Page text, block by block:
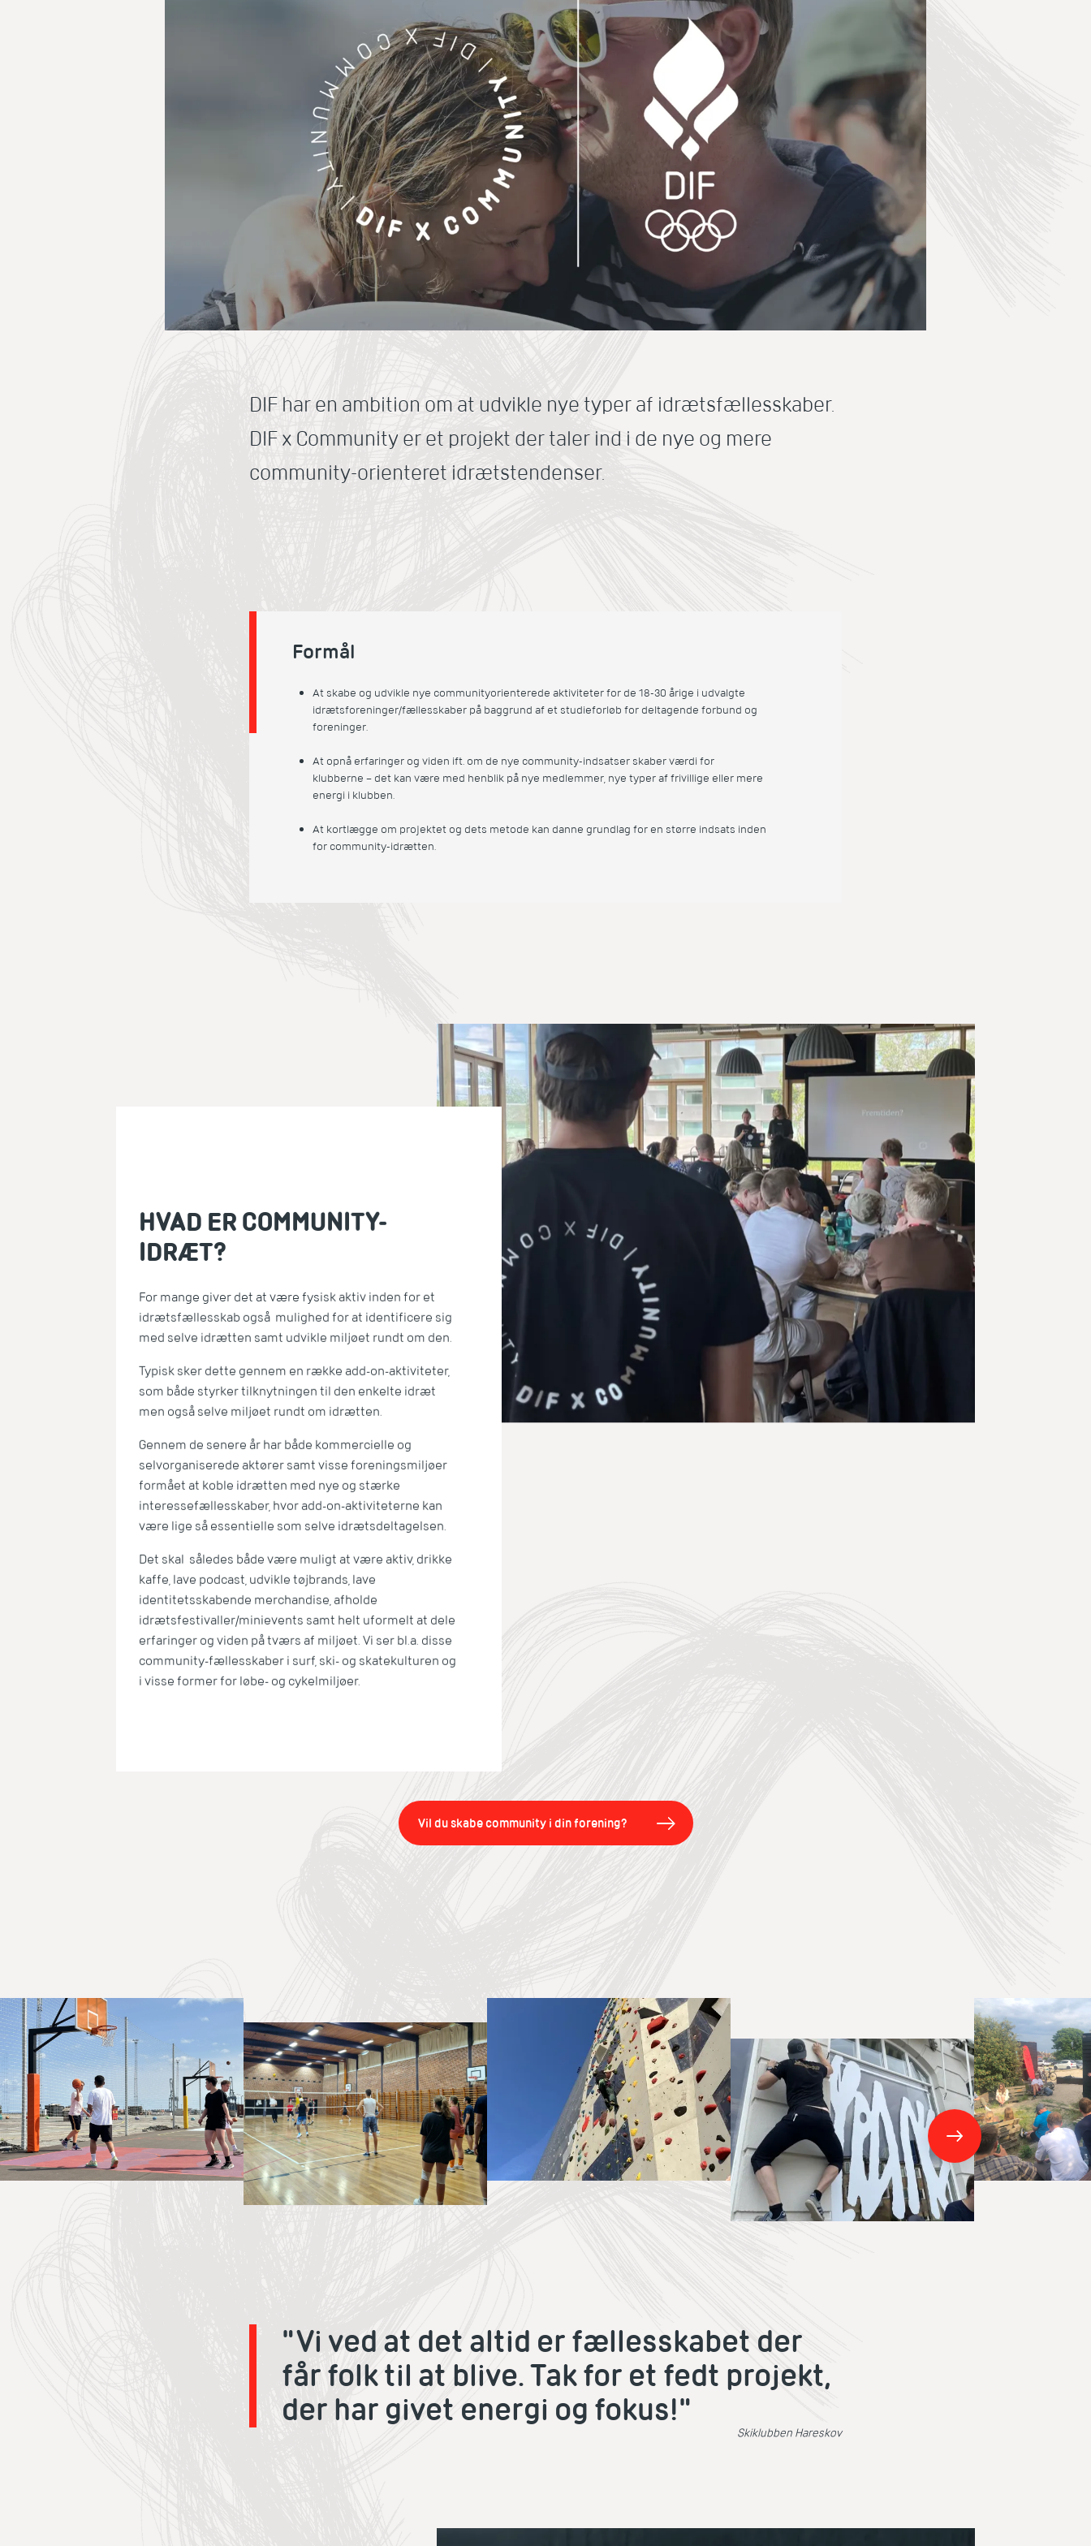
DIF har en ambition om at udvikle nye typer af idrætsfællesskaber.
DIF x Community er et projekt der taler ind i de nye og mere
community-orienteret idrætstendenser.
Formål
At skabe og udvikle nye communityorienterede aktiviteter for de 18-30 årige i udvalgte
idrætsforeninger/fællesskaber på baggrund af et studieforløb for deltagende forbund og
foreninger.
At opnå erfaringer og viden ift. om de nye community-indsatser skaber værdi for
klubberne – det kan være med henblik på nye medlemmer, nye typer af frivillige eller mere
energi i klubben.
At kortlægge om projektet og dets metode kan danne grundlag for en større indsats inden
for community-idrætten.
HVAD ER COMMUNITY-
IDRÆT?
For mange giver det at være fysisk aktiv inden for et
idrætsfællesskab også mulighed for at identificere sig
med selve idrætten samt udvikle miljøet rundt om den.
Typisk sker dette gennem en række add-on-aktiviteter,
som både styrker tilknytningen til den enkelte idræt
men også selve miljøet rundt om idrætten.
Gennem de senere år har både kommercielle og
selvorganiserede aktører samt visse foreningsmiljøer
formået at koble idrætten med nye og stærke
interessefællesskaber, hvor add-on-aktiviteterne kan
være lige så essentielle som selve idrætsdeltagelsen.
Det skal således både være muligt at være aktiv, drikke
kaffe, lave podcast, udvikle tøjbrands, lave
identitetsskabende merchandise, afholde
idrætsfestivaller/minievents samt helt uformelt at dele
erfaringer og viden på tværs af miljøet. Vi ser bl.a. disse
community-fællesskaber i surf, ski- og skatekulturen og
i visse former for løbe- og cykelmiljøer.
Vil du skabe community i din forening?
"Vi ved at det altid er fællesskabet der
får folk til at blive. Tak for et fedt projekt,
der har givet energi og fokus!"
Skiklubben Hareskov